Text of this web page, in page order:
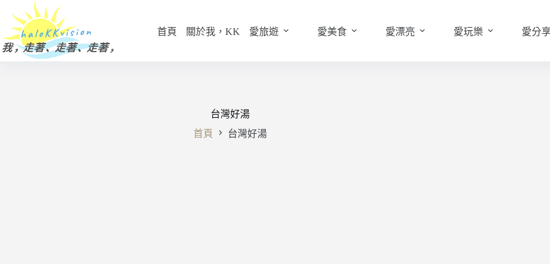
主
要
首頁 關於我，KK 愛旅遊 愛美食 愛漂亮 愛玩樂 愛分
台灣好湯
首頁
台灣好湯